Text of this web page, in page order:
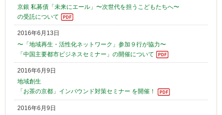
京銀 私募債「未来にエール」〜次世代を担うこどもたちへ〜
の受託について
2016年6月13日
〜「地域再生・活性化ネットワーク」参加９行が協力〜
「中国主要都市ビジネスセミナー」の開催について
2016年6月9日
地域創生
「お茶の京都」インバウンド対策セミナー を開催！
2016年6月9日